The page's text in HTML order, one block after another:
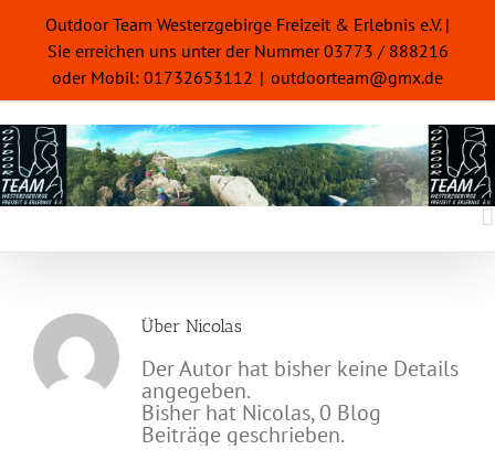
Inhalt
springen
Outdoor Team Westerzgebirge Freizeit & Erlebnis e.V. |
Sie erreichen uns unter der Nummer 03773 / 888216
oder Mobil: 01732653112 | outdoorteam@gmx.de
Über Nicolas
Der Autor hat bisher keine Details
angegeben.
Bisher hat Nicolas, 0 Blog
Beiträge geschrieben.